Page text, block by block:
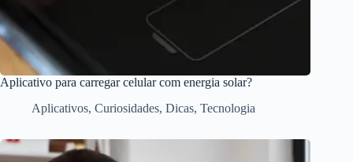
Aplicativo para carregar celular com energia solar?
Aplicativos, Curiosidades, Dicas, Tecnologia